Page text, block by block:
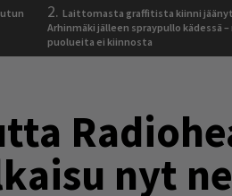
2. Laittomasta graffitista kiinni jäänyt
Arhinmäki jälleen spraypullo kädessä –
puolueita ei kiinnosta
nyt